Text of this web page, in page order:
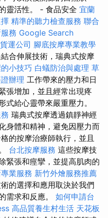
靈活性。 - 食品安全 宜蘭
精準的聽力檢查服務 聯合
務 Google Search
運公司 腳底按摩專業教學
合伸展技術，瑞典式按摩
小技巧 白蟻防治與處理 草
辦理 工作帶來的壓力和日
張增加，並且經常出現疼
式給心靈帶來嚴重壓力。
瑞典式按摩透過鎮靜神經
身體和精神，避免因壓力而
的按摩治療師執行，並且
台北按摩服務 這些按摩技
緊張和痙攣，並提高肌肉的
業服務 新竹外燴服務推薦
的選擇和應用取決於我們
需求和反應。 如何申請台
高品質養生村生活 天花板